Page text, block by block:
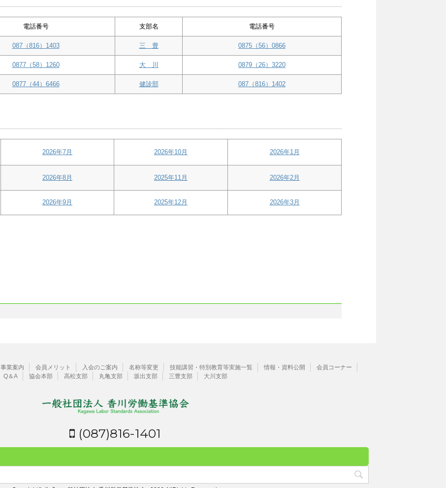
電話番号 支部名 電話番号
087（816）1403 三 豊 0875（56）0866
0877（58）1260 大 川 0879（26）3220
0877（44）6466 健診部 087（816）1402
2026年7月 2026年10月 2026年1月
2026年8月 2025年11月 2026年2月
2026年9月 2025年12月 2026年3月
事業案内 会員メリット 入会のご案内 名称等変更 技能講習・特別教育等実施一覧 情報・資料公開
会員コーナー
Q＆A
協会本部 高松支部 丸亀支部 坂出支部 三豊支部 大川支部
(087)816-1401